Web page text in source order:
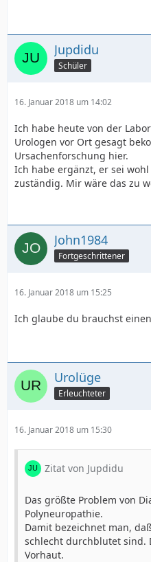
Jupdidu
Schüler
16. Januar 2018 um 14:02
Ich habe heute von der
Urologen vor Ort gesagt
Ursachenforschung hier.
Ich habe ergänzt, er sei
zuständig. Mir wäre das zu
John1984
Fortgeschrittener
16. Januar 2018 um 15:25
Ich glaube du brauchst
Urolüge
Erleuchteter
16. Januar 2018 um 15:30
Zitat von Jupdidu
Das größte Problem von
Polyneuropathie.
Damit bezeichnet man,
schlecht durchblutet sind.
Vorhaut.